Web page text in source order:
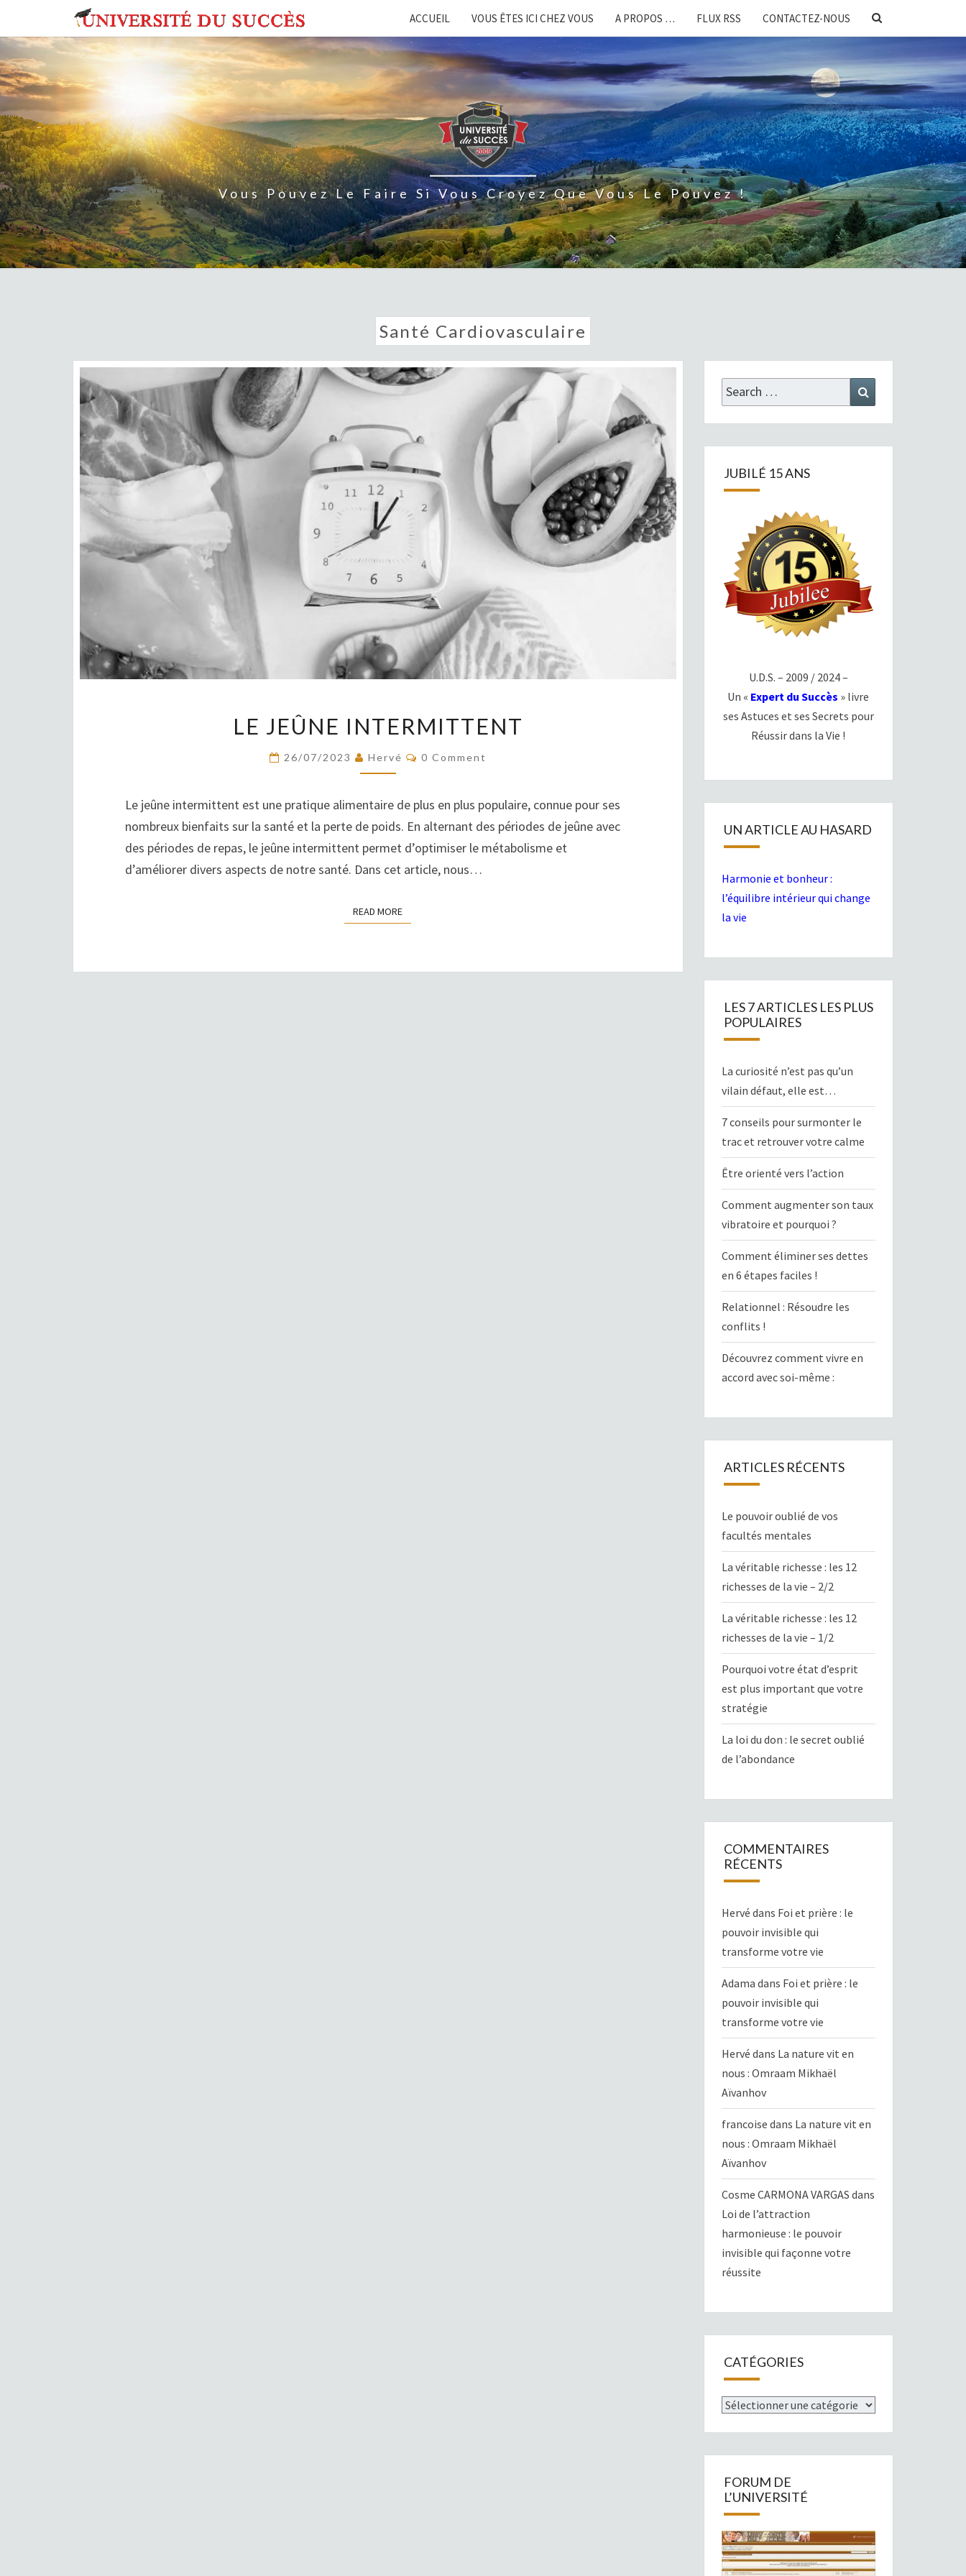
content
ACCUEIL VOUS ÊTES ICI CHEZ VOUS A PROPOS … FLUX RSS CONTACTEZ-NOUS
SEARCH
Vous Pouvez Le Faire Si Vous Croyez Que Vous Le Pouvez !
Santé Cardiovasculaire
JEÛNE
INTERMITTENT
LE JEÛNE INTERMITTENT
26/07/2023 Hervé COMMENTS
0 Comment
Le jeûne intermittent est une pratique alimentaire de plus en plus populaire, connue pour ses
nombreux bienfaits sur la santé et la perte de poids. En alternant des périodes de jeûne avec
des périodes de repas, le jeûne intermittent permet d’optimiser le métabolisme et
d’améliorer divers aspects de notre santé. Dans cet article, nous…
READ MOREREAD MORE
Search
for:
JUBILÉ 15 ANS
U.D.S. – 2009 / 2024 –
Un « Expert du Succès » livre
ses Astuces et ses Secrets pour
Réussir dans la Vie !
UN ARTICLE AU HASARD
Harmonie et bonheur :
l’équilibre intérieur qui change
la vie
LES 7 ARTICLES LES PLUS
POPULAIRES
La curiosité n’est pas qu’un
vilain défaut, elle est…
7 conseils pour surmonter le
trac et retrouver votre calme
Être orienté vers l’action
Comment augmenter son taux
vibratoire et pourquoi ?
Comment éliminer ses dettes
en 6 étapes faciles !
Relationnel : Résoudre les
conflits !
Découvrez comment vivre en
accord avec soi-même :
ARTICLES RÉCENTS
Le pouvoir oublié de vos
facultés mentales
La véritable richesse : les 12
richesses de la vie – 2/2
La véritable richesse : les 12
richesses de la vie – 1/2
Pourquoi votre état d’esprit
est plus important que votre
stratégie
La loi du don : le secret oublié
de l’abondance
COMMENTAIRES
RÉCENTS
Hervé dans Foi et prière : le
pouvoir invisible qui
transforme votre vie
Adama dans Foi et prière : le
pouvoir invisible qui
transforme votre vie
Hervé dans La nature vit en
nous : Omraam Mikhaël
Aïvanhov
francoise dans La nature vit en
nous : Omraam Mikhaël
Aïvanhov
Cosme CARMONA VARGAS dans
Loi de l’attraction
harmonieuse : le pouvoir
invisible qui façonne votre
réussite
CATÉGORIES
Catégories
FORUM DE
L’UNIVERSITÉ